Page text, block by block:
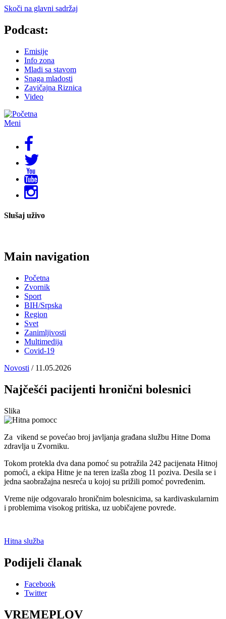
Skoči na glavni sadržaj
Podcast:
Emisije
Info zona
Mladi sa stavom
Snaga mladosti
Zavičajna Riznica
Video
Meni
Slušaj uživo
Main navigation
Početna
Zvornik
Sport
BIH/Srpska
Region
Svet
Zanimljivosti
Multimedija
Covid-19
Novosti / 11.05.2026
Najčešći pacijenti hronični bolesnici
Slika
Za vikend se povećao broj javljanja građana službu Hitne Doma
zdravlja u Zvorniku.
Tokom protekla dva dana pomoć su potražila 242 pacijenata Hitnoj
pomoći, a ekipa Hitne je na teren izašla zbog 11 poziva. Desila se i
jedna saobražajna nesreća u kojoj su prižili pomoć povređenim.
Vreme nije odgovaralo hroničnim bolesnicima, sa kardivaskularnim
i problemima visokog pritiska, uz uobičajene povrede.
Hitna služba
Podijeli članak
Facebook
Twitter
VREMEPLOV